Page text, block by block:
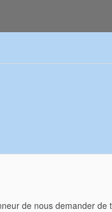
de nous demander